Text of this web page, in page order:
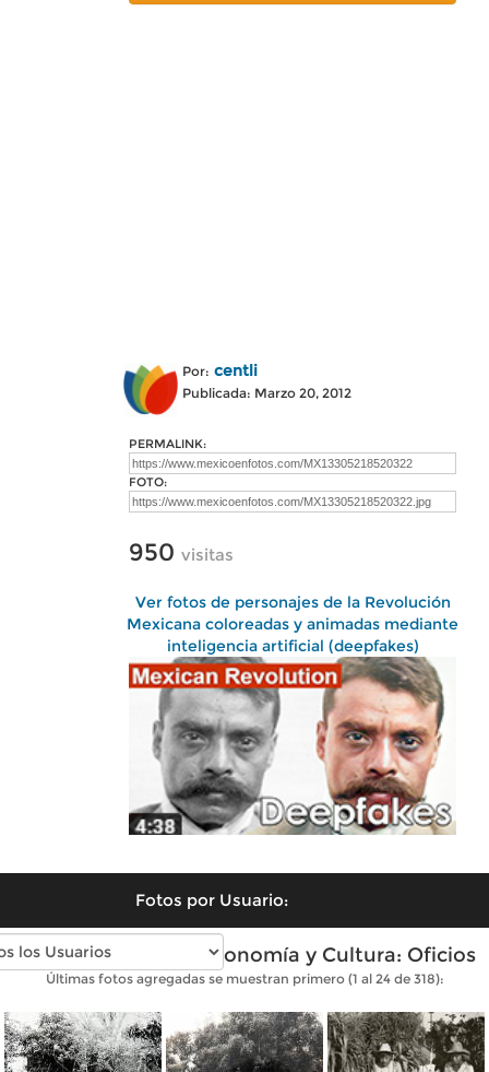
Por: centli
Publicada: Marzo 20, 2012
PERMALINK:
FOTO:
950 visitas
Ver fotos de personajes de la Revolución
Mexicana coloreadas y animadas mediante
inteligencia artificial (deepfakes)
Fotos por Usuario:
Fotos antiguas de Economía y Cultura: Oficios
Últimas fotos agregadas se muestran primero (1 al 24 de 318):